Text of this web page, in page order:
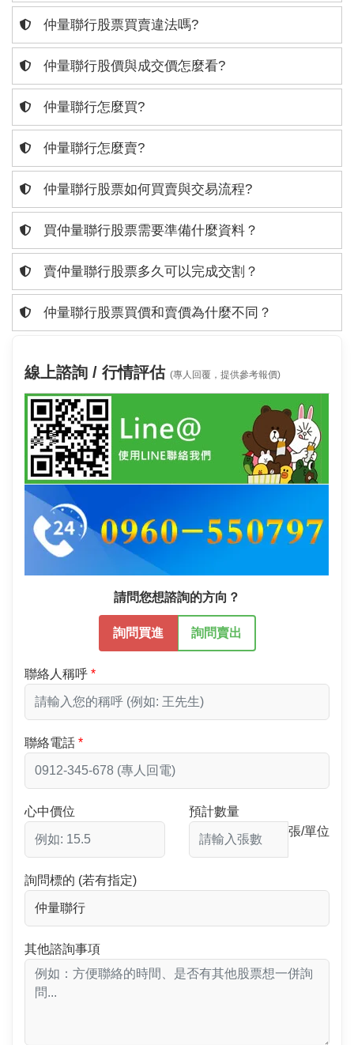
仲量聯行股票買賣違法嗎?
仲量聯行股價與成交價怎麼看?
仲量聯行怎麼買?
仲量聯行怎麼賣?
仲量聯行股票如何買賣與交易流程?
買仲量聯行股票需要準備什麼資料？
賣仲量聯行股票多久可以完成交割？
仲量聯行股票買價和賣價為什麼不同？
線上諮詢 / 行情評估 (專人回覆，提供參考報價)
請問您想諮詢的方向？
詢問買進 詢問賣出
聯絡人稱呼
聯絡電話
心中價位
預計數量
張/單位
詢問標的 (若有指定)
其他諮詢事項